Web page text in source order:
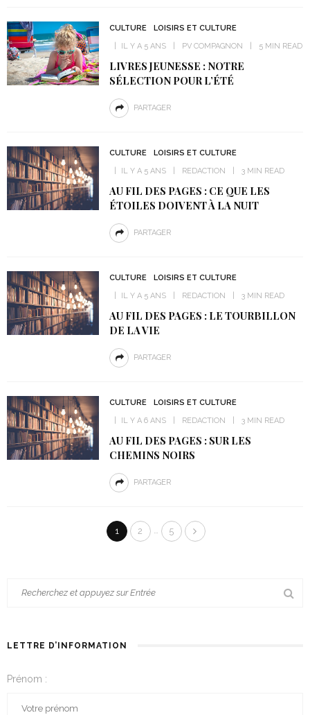
CULTURE
LOISIRS ET CULTURE
IL Y A 5 ANS
PV COMPAGNON 5 MIN READ
LIVRES JEUNESSE : NOTRE
SÉLECTION POUR L’ÉTÉ
PARTAGER
CULTURE
LOISIRS ET CULTURE
IL Y A 5 ANS
REDACTION 3 MIN READ
AU FIL DES PAGES : CE QUE LES
ÉTOILES DOIVENT À LA NUIT
PARTAGER
CULTURE
LOISIRS ET CULTURE
IL Y A 5 ANS
REDACTION 3 MIN READ
AU FIL DES PAGES : LE TOURBILLON
DE LA VIE
PARTAGER
CULTURE
LOISIRS ET CULTURE
IL Y A 6 ANS
REDACTION 3 MIN READ
AU FIL DES PAGES : SUR LES
CHEMINS NOIRS
PARTAGER
1 2 … 5
LETTRE D’INFORMATION
Prénom :